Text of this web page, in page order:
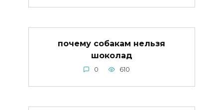
почему собакам нельзя
шоколад
0 610